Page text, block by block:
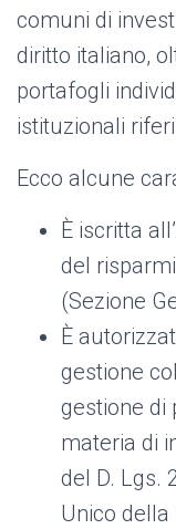
comuni di
diritto italiano,
portafogli
istituzionali
Ecco alcune
È iscritta
del
(Sezione
È
gestione
gestione di
materia di
del D. Lgs.
Unico della